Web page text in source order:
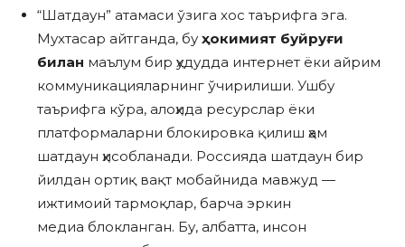
“Шатдаун” атамаси ўзига хос таърифга эга.
Мухтасар айтганда, бу ҳокимият буйруғи
билан маълум бир ҳудудда интернет ёки айрим
коммуникацияларнинг ўчирилиши. Ушбу
таърифга кўра, алоҳида ресурслар ёки
платформаларни блокировка қилиш ҳам
шатдаун ҳисобланади. Россияда шатдаун бир
йилдан ортиқ вақт мобайнида мавжуд —
ижтимоий тармоқлар, барча эркин
медиа блокланган. Бу, албатта, инсон